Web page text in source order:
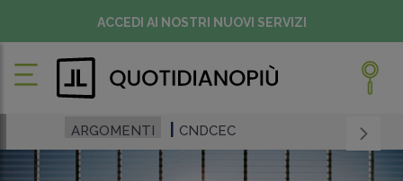
ACCEDI AI NOSTRI NUOVI SERVIZI
ARGOMENTI CNDCEC